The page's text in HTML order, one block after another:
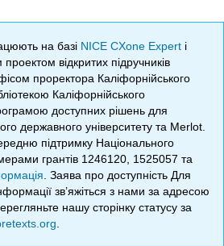
на базі NICE CXone Expert і
відкритих підручників
проректора Каліфорнійського
Каліфорнійського
доступних рішень для
державного університету та Merlot.
підтримку Національного
грантів 1246120, 1525057 та
. Заява про доступність Для
зв’яжіться з нами за адресою
нашу сторінку статусу за